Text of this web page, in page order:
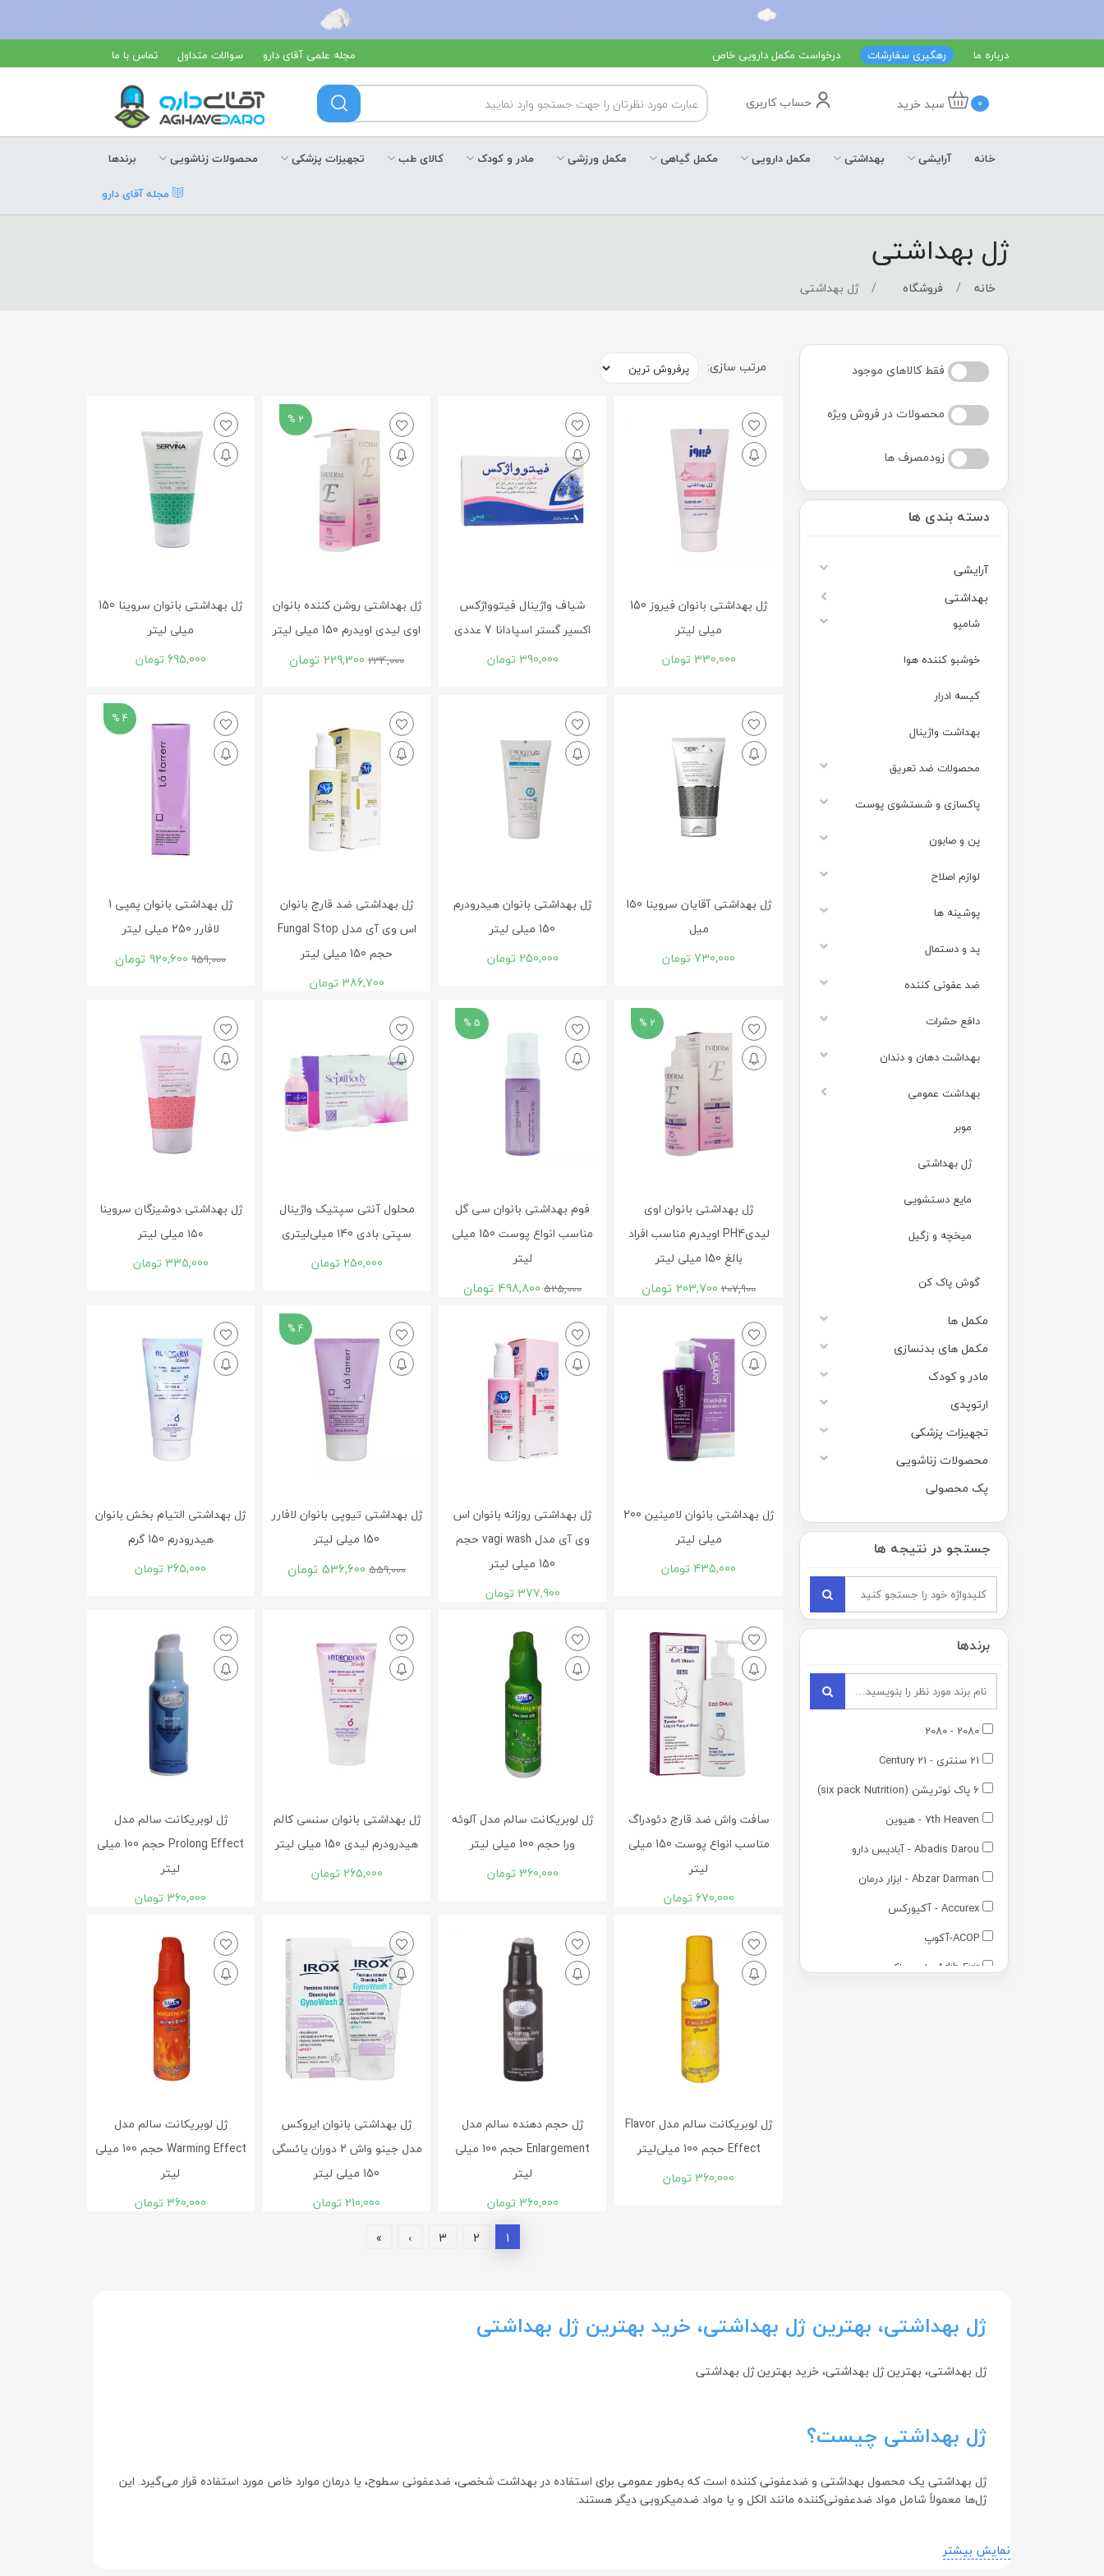
درباره ما رهگیری سفارشات درخواست مکمل دارویی خاص مجله علمی آقای دارو سوالات متداول تماس با ما
0 سبد خرید حساب کاربری
خانه آرایشی بهداشتی مکمل دارویی مکمل گیاهی مکمل ورزشی مادر و کودک کالای طب تجهیزات پزشکی محصولات زناشویی
برندها
مجله آقای دارو
ژل بهداشتی
خانه فروشگاه ژل بهداشتی
فقط کالاهای موجود
محصولات در فروش ویژه
زودمصرف ها
دسته بندی ها
آرایشی
بهداشتی
شامپو
خوشبو کننده هوا
کیسه ادرار
بهداشت واژینال
محصولات ضد تعریق
پاکسازی و شستشوی پوست
پن و صابون
لوازم اصلاح
پوشینه ها
پد و دستمال
ضد عفونی کننده
دافع حشرات
بهداشت دهان و دندان
بهداشت عمومی
موبر
ژل بهداشتی
مایع دستشویی
میخچه و زگیل
گوش پاک کن
مکمل ها
مکمل های بدنسازی
مادر و کودک
ارتوپدی
تجهیزات پزشکی
محصولات زناشویی
پک محصولی
جستجو در نتیجه ها
برندها
2080 - 2080
21 سنتری - 21 Century
6 پاک نوتریشن (six pack Nutrition)
7th Heaven - هیوین
Abadis Darou - آبادیس دارو
Abzar Darman - ابزار درمان
Accurex - آکیورکس
ACOP-آکوپ
Adib Exir - ادیب اکسیر
نیچر
Base Nutrition-بیس نوتریشن
Beauty Skin - بیوتی اسکین
Behdaneh Baran - به دانه باران
Behsazan - بهسازان
مرتب سازی:
ژل بهداشتی بانوان فیروز 150
میلی لیتر
330,000 تومان
شیاف واژینال فیتوواژکس
اکسیر گستر اسپادانا 7 عددی
390,000 تومان
2 %
ژل بهداشتی روشن کننده بانوان
اوی لیدی اویدرم 150 میلی لیتر
234,000
229,300تومان
ژل بهداشتی بانوان سروینا 150
میلی لیتر
695,000 تومان
ژل بهداشتی آقایان سروینا 150
میل
730,000تومان
ژل بهداشتی بانوان هیدرودرم
150 میلی لیتر
250,000 تومان
ژل بهداشتی ضد قارچ بانوان
اس وی آی مدل Fungal Stop
حجم 150 میلی لیتر
386,700 تومان
4 %
ژل بهداشتی بانوان پمپی 1
لافارر 250 میلی لیتر
959,000
920,600تومان
2 %
ژل بهداشتی بانوان اوی
لیدیPH4 اویدرم مناسب افراد
بالغ 150 میلی لیتر
207,900
203,700تومان
5 %
فوم بهداشتی بانوان سی گل
مناسب انواع پوست 150 میلی
لیتر
525,000
498,800 تومان
محلول آنتی سپتیک واژینال
سپتی بادی 140 میلی‌لیتری
250,000 تومان
ژل بهداشتی دوشیزگان سروینا
۱۵۰ میلی لیتر
335,000 تومان
ژل بهداشتی بانوان لامینین 200
میلی لیتر
435,000 تومان
ژل بهداشتی روزانه بانوان اس
وی آی مدل vagi wash حجم
150 میلی لیتر
377,900 تومان
4 %
ژل بهداشتی تیوپی بانوان لافارر
150 میلی لیتر
559,000
536,600تومان
ژل بهداشتی التیام بخش بانوان
هیدرودرم 150 گرم
265,000 تومان
سافت واش ضد قارچ دئودراگ
مناسب انواع پوست 150 میلی
لیتر
670,000 تومان
ژل لوبریکانت سالم مدل آلوئه
ورا حجم 100 میلی لیتر
360,000 تومان
ژل بهداشتی بانوان سنسی کالم
هیدرودرم لیدی 150 میلی لیتر
265,000 تومان
ژل لوبریکانت سالم مدل
Prolong Effect حجم 100 میلی‌
لیتر
360,000 تومان
ژل لوبریکانت سالم مدل Flavor
Effect حجم 100 میلی‌لیتر
360,000 تومان
ژل حجم دهنده سالم مدل
Enlargement حجم 100 میلی
لیتر
360,000 تومان
ژل بهداشتی بانوان ایروکس
مدل جینو واش 2 دوران یائسگی
150 میلی لیتر
210,000 تومان
ژل لوبریکانت سالم مدل
Warming Effect حجم 100 میلی
لیتر
360,000 تومان
1
2
3
›
»
ژل بهداشتی، بهترین ژل بهداشتی، خرید بهترین ژل بهداشتی
ژل بهداشتی، بهترین ژل بهداشتی، خرید بهترین ژل بهداشتی
ژل بهداشتی چیست؟
ژل بهداشتی یک محصول بهداشتی و ضدعفونی کننده است که به‌طور عمومی برای استفاده در بهداشت شخصی، ضدعفونی سطوح، یا درمان موارد خاص مورد استفاده قرار می‌گیرد. این
ژل‌ها معمولاً شامل مواد ضدعفونی‌کننده مانند الکل و یا مواد ضدمیکروبی دیگر هستند.
نمایش بیشتر